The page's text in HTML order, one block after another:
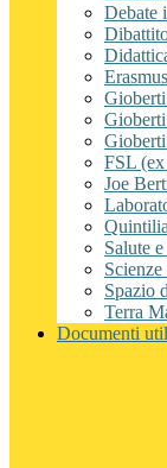
Debate
FSL
Joe
Salute
Spazio
Terra
Documenti